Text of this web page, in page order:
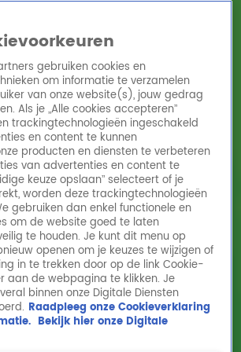
DJ'sRadio 10 zendersHitlijsten
ActiesShowsAlle zenders
zetten jonge held Liv (10)
met spectaculaire
gebruiken cookies en
om informatie te verzamelen
van onze website(s), jouw gedrag
Als je „Alle cookies accepteren”
trackingtechnologieën ingeschakeld
en content te kunnen
producten en diensten te verbeteren
van advertenties en content te
keuze opslaan” selecteert of je
worden deze trackingtechnologieën
gebruiken dan enkel functionele en
om de website goed te laten
te houden. Je kunt dit menu op
openen om je keuzes te wijzigen of
in te trekken door op de link Cookie-
aan de webpagina te klikken. Je
binnen onze Digitale Diensten
Raadpleeg onze Cookieverklaring
Bekijk hier onze Digitale